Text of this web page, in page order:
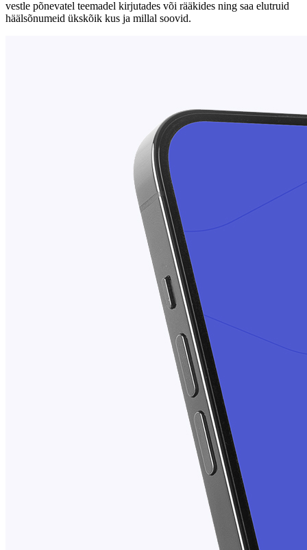
vestle põnevatel teemadel kirjutades või rääkides ning saa elutruid
häälsõnumeid ükskõik kus ja millal soovid.